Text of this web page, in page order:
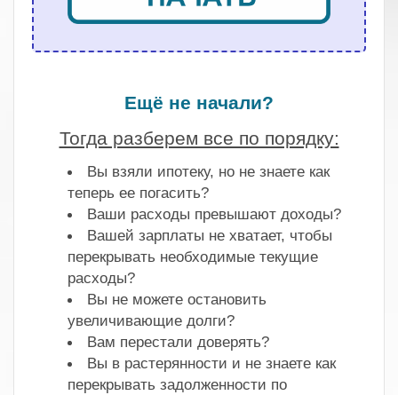
Ещё не начали?
Тогда разберем все по порядку:
Вы взяли ипотеку, но не знаете как
теперь ее погасить?
Ваши расходы превышают доходы?
Вашей зарплаты не хватает, чтобы
перекрывать необходимые текущие
расходы?
Вы не можете остановить
увеличивающие долги?
Вам перестали доверять?
Вы в растерянности и не знаете как
перекрывать задолженности по